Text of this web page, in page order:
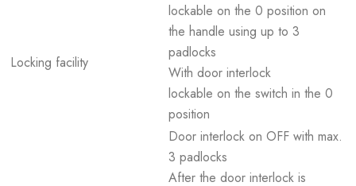
Locking facility
lockable on the 0 position on
the handle using up to 3
padlocks
With door interlock
lockable on the switch in the 0
position
Door interlock on OFF with max.
3 padlocks
After the door interlock is